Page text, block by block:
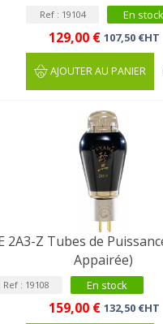
Ref : 19104 En stock
129,00 € 107,50 €HT
AJOUTER AU PANIER
2A3-Z Tubes de
Appairée)
Ref : 19108 En stock
159,00 € 132,50 €HT